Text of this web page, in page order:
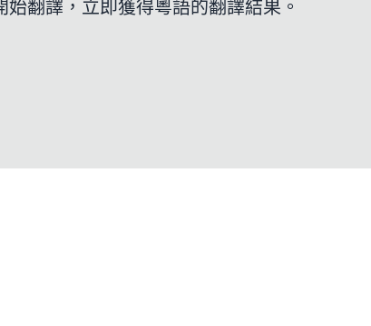
始翻譯，立即獲得粵語的翻譯結果。